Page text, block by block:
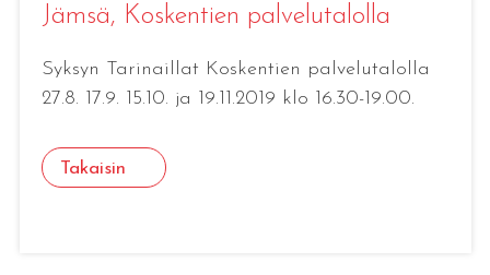
Jämsä, Koskentien palvelutalolla
Syksyn Tarinaillat Koskentien palvelutalolla
27.8. 17.9. 15.10. ja 19.11.2019 klo 16.30-19.00.
Takaisin